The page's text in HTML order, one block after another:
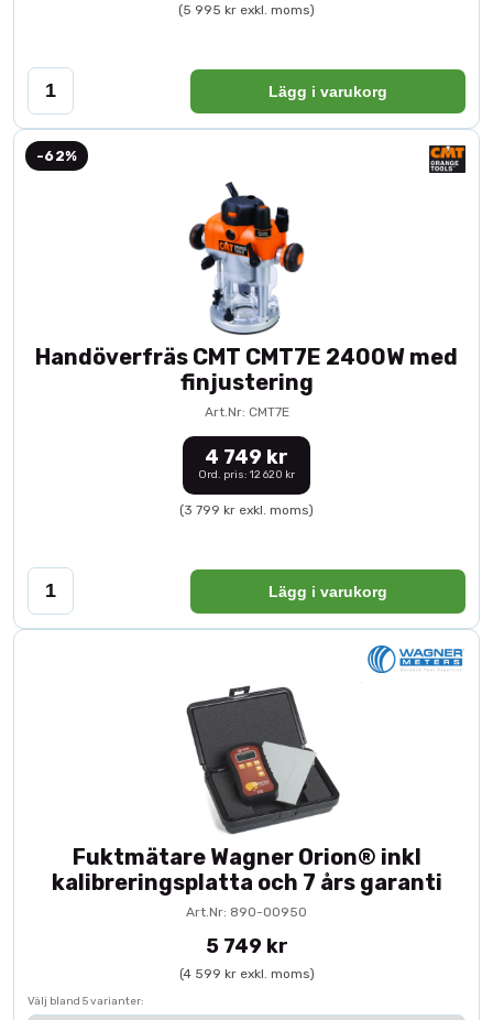
(5 995 kr exkl. moms)
Lägg i varukorg
-62%
Handöverfräs CMT CMT7E 2400W med
finjustering
Art.Nr: CMT7E
4 749 kr
Ord. pris: 12 620 kr
(3 799 kr exkl. moms)
Lägg i varukorg
Fuktmätare Wagner Orion® inkl
kalibreringsplatta och 7 års garanti
Art.Nr: 890-00950
5 749 kr
(4 599 kr exkl. moms)
Välj bland 5 varianter: